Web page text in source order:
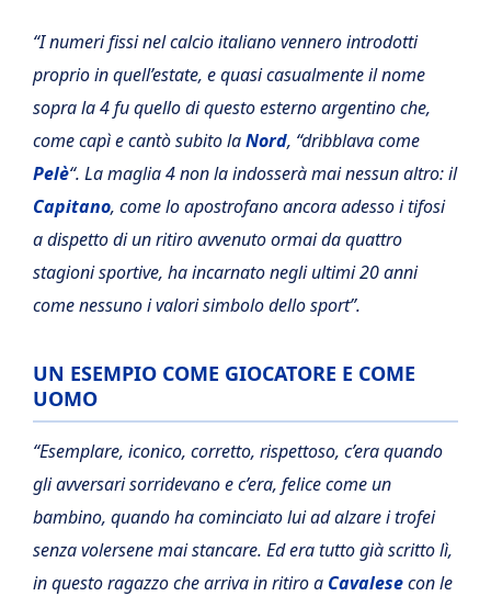
“I numeri fissi nel calcio italiano vennero introdotti
proprio in quell’estate, e quasi casualmente il nome
sopra la 4 fu quello di questo esterno argentino che,
come capì e cantò subito laNord, “dribblava come
Pelè“. La maglia 4 non la indosserà mai nessun altro: il
Capitano, come lo apostrofano ancora adesso i tifosi
a dispetto di un ritiro avvenuto ormai da quattro
stagioni sportive, ha incarnato negli ultimi 20 anni
come nessuno i valori simbolo dello sport”.
UN ESEMPIO COME GIOCATORE E COME
UOMO
“Esemplare, iconico, corretto, rispettoso, c’era quando
gli avversari sorridevano e c’era, felice come un
bambino, quando ha cominciato lui ad alzare i trofei
senza volersene mai stancare. Ed era tutto già scritto lì,
in questo ragazzo che arriva in ritiro a Cavalesecon le